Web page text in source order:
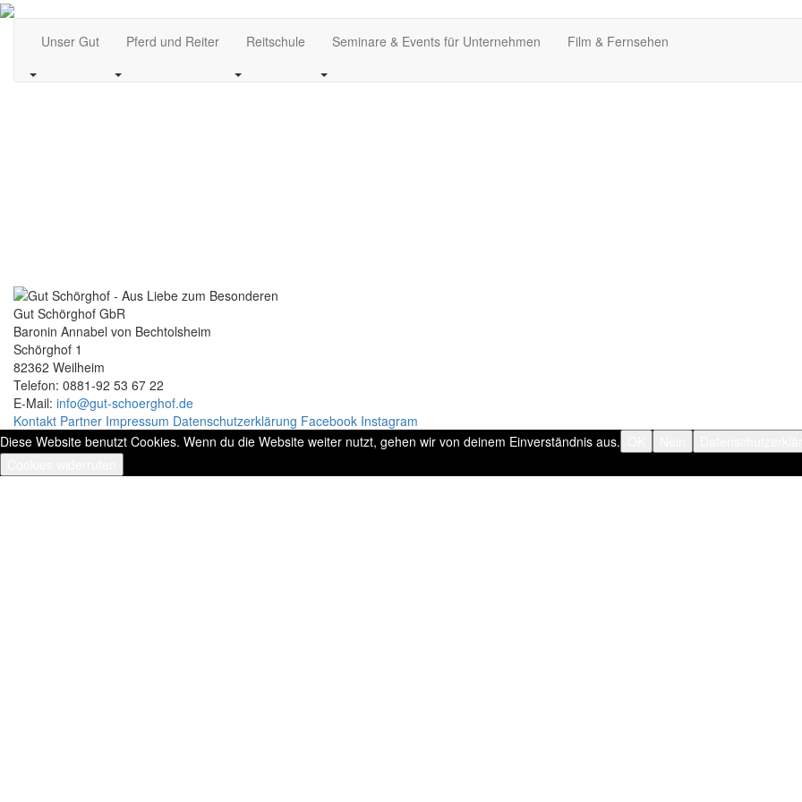
Unser Gut Pferd und Reiter Reitschule Seminare & Events für Unternehmen Film & Fernsehen
Gut Schörghof GbR
Baronin Annabel von Bechtolsheim
Schörghof 1
82362 Weilheim
Telefon: 0881-92 53 67 22
E-Mail: info@gut-schoerghof.de
Kontakt Partner Impressum Datenschutzerklärung Facebook Instagram
Diese Website benutzt Cookies. Wenn du die Website weiter nutzt, gehen wir von deinem Einverständnis aus.